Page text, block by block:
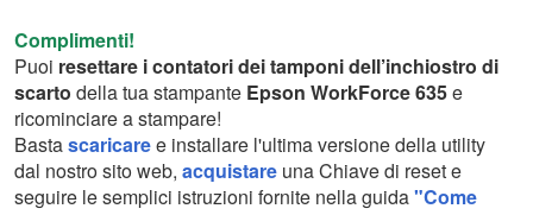
Complimenti!
Puoi resettare i contatori dei tamponi dell’inchiostro di
scarto della tua stampante Epson WorkForce 635e
ricominciare a stampare!
Bastascaricaree installare l'ultima versione della utility
dal nostro sito web, acquistare una Chiave di reset e
seguire le semplici istruzioni fornite nella guida"Come